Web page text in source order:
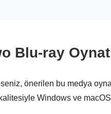
Blu-ray
önerilen bu medya
Windows ve